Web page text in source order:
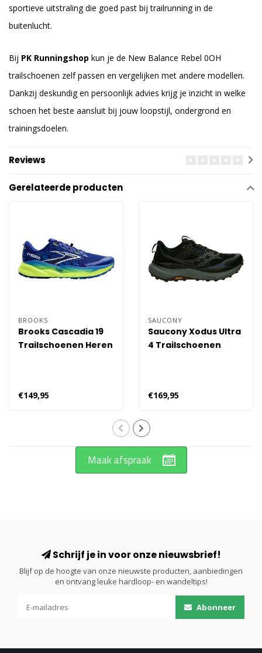
sportieve uitstraling die goed past bij trailrunning in de
buitenlucht.
Bij PK Runningshop kun je de New Balance Rebel 0OH
trailschoenen zelf passen en vergelijken met andere modellen.
Dankzij deskundig en persoonlijk advies krijg je inzicht in welke
schoen het beste aansluit bij jouw loopstijl, ondergrond en
trainingsdoelen.
Reviews
Gerelateerde producten
BROOKS
Brooks Cascadia 19
Trailschoenen Heren
€149,95
SAUCONY
Saucony Xodus Ultra
4 Trailschoenen
€169,95
Maak afspraak
Schrijf je in voor onze nieuwsbrief!
Blijf op de hoogte van onze nieuwste producten, aanbiedingen
en ontvang leuke hardloop- en wandeltips!
Abonneer